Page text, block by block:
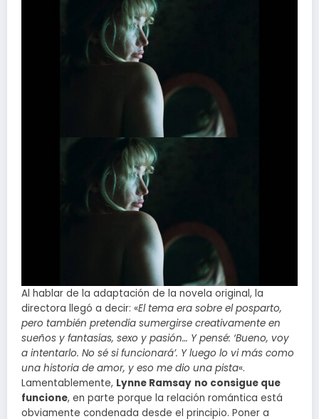
Al hablar de la adaptación de la novela original, la
directora llegó a decir: «El tema era sobre el posparto,
pero también pretendía sumergirse creativamente en
sueños y fantasías, sexo y pasión… Y pensé: ‘Bueno, voy
a intentarlo. No sé si funcionará’. Y luego lo vi más como
una historia de amor, y eso me dio una pista«.
Lamentablemente, Lynne Ramsay no consigue que
funcione, en parte porque la relación romántica está
obviamente condenada desde el principio. Poner a